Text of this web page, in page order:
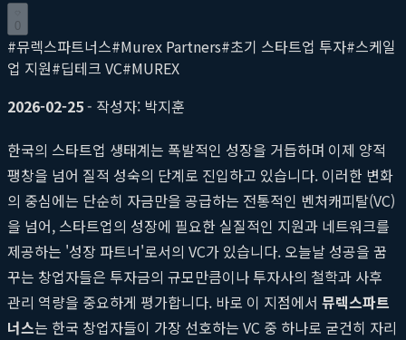
0
#뮤렉스파트너스#Murex Partners#초기 스타트업 투자#스케일
업 지원#딥테크 VC#MUREX
2026-02-25- 작성자: 박지훈
한국의 스타트업 생태계는 폭발적인 성장을 거듭하며 이제 양적
팽창을 넘어 질적 성숙의 단계로 진입하고 있습니다. 이러한 변화
의 중심에는 단순히 자금만을 공급하는 전통적인 벤처캐피탈(VC)
을 넘어, 스타트업의 성장에 필요한 실질적인 지원과 네트워크를
제공하는 '성장 파트너'로서의 VC가 있습니다. 오늘날 성공을 꿈
꾸는 창업자들은 투자금의 규모만큼이나 투자사의 철학과 사후
관리 역량을 중요하게 평가합니다. 바로 이 지점에서 뮤렉스파트
너스는 한국 창업자들이 가장 선호하는 VC 중 하나로 굳건히 자리